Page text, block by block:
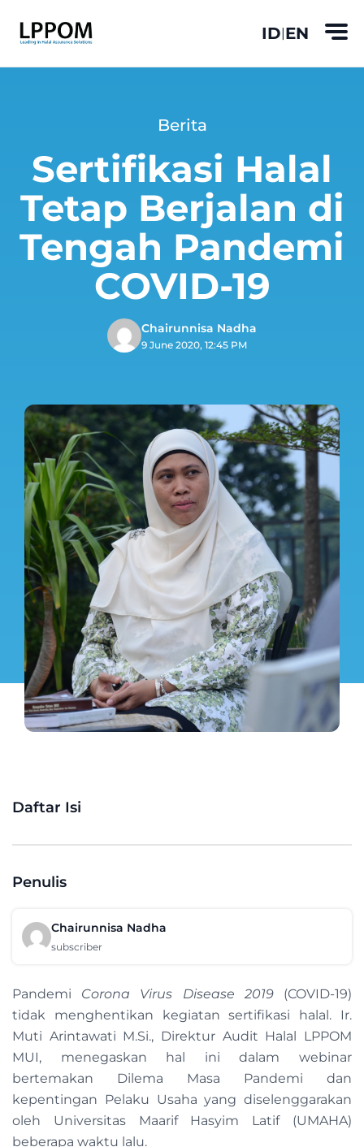
ID|EN
Berita
Sertifikasi Halal
Tetap Berjalan di
Tengah Pandemi
COVID-19
Chairunnisa Nadha
9 June 2020, 12:45 PM
Daftar Isi
Penulis
Chairunnisa Nadha
subscriber
Pandemi Corona Virus Disease 2019(COVID-19)
tidak menghentikan kegiatan sertifikasi halal. Ir.
Muti Arintawati M.Si., Direktur Audit Halal LPPOM
MUI, menegaskan hal ini dalam webinar
bertemakan Dilema Masa Pandemi dan
kepentingan Pelaku Usaha yang diselenggarakan
oleh Universitas Maarif Hasyim Latif (UMAHA)
beberapa waktu lalu.